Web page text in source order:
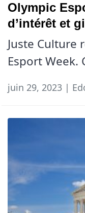
Olympic
d’intérêt et
Juste Culture
Esport Week.
juin 29, 2023 |